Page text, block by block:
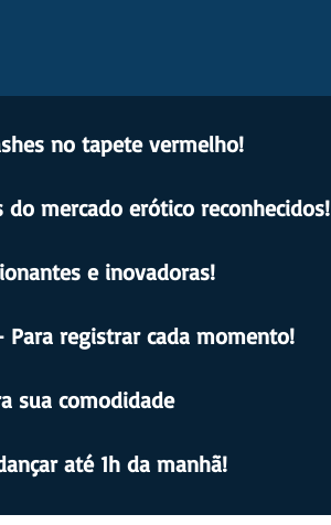
no tapete vermelho!
mercado erótico reconhecidos!
e inovadoras!
Para registrar cada momento!
sua comodidade
até 1h da manhã!